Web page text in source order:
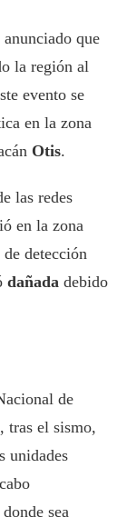
que
la región al
evento se
en la zona
Otis.
las redes
en la zona
detección
dañada debido
de
tras el sismo,
unidades
sea